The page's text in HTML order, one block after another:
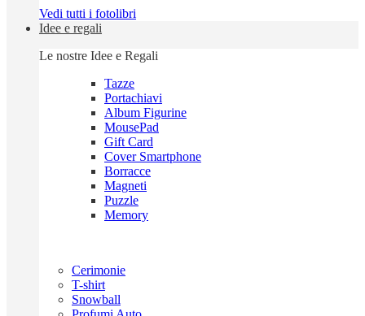
Vedi tutti i fotolibri
Idee e regali
Le nostre Idee e Regali
Tazze
Portachiavi
Album Figurine
MousePad
Gift Card
Cover Smartphone
Borracce
Magneti
Puzzle
Memory
Cerimonie
T-shirt
Snowball